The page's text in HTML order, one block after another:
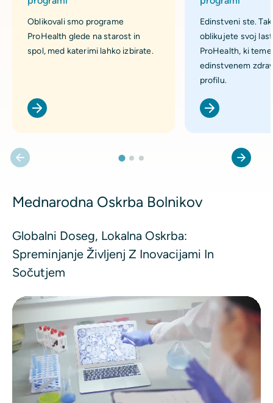
Oblikovali smo programe
ProHealth glede na starost in
spol, med katerimi lahko izbirate.
Edinstveni ste.
oblikujete svoj
ProHealth, ki
edinstvenem
profilu.
Video datoteka
Mednarodna Oskrba Bolnikov
Globalni Doseg, Lokalna Oskrba:
Spreminjanje Življenj Z Inovacijami In
Sočutjem